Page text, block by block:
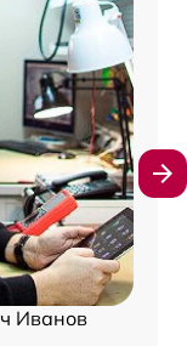
Иванов